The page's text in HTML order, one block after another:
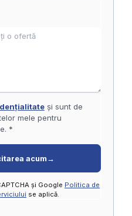
și sunt de
mele pentru
*
acum →
și Google Politica de
se aplică.